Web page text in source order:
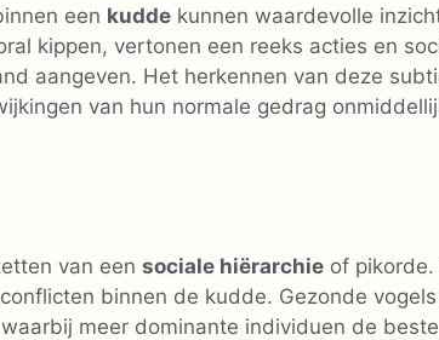
een kudde kunnen waardevolle
kippen, vertonen een reeks acties en
aangeven. Het herkennen van deze
van hun normale gedrag
van een sociale hiërarchie of pikorde.
binnen de kudde. Gezonde
meer dominante individuen de